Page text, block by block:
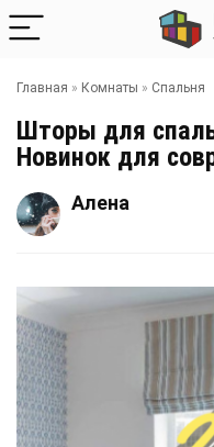
Главная » Комнаты » Спальня
Шторы для
Новинок для
Алена